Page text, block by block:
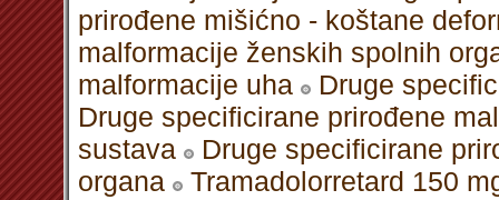
prirođene mišićno - koštane
malformacije ženskih spolnih
malformacije uha
Druge
Druge specificirane prirođene
sustava
Druge specificirane
organa
Tramadolorretard 150